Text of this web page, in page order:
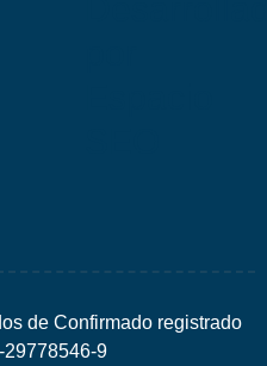
de Confirmado registrado
29778546-9